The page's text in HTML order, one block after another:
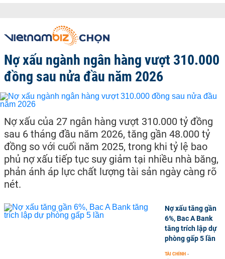
Nợ xấu ngành ngân hàng vượt 310.000
đồng sau nửa đầu năm 2026
Nợ xấu của 27 ngân hàng vượt 310.000 tỷ đồng
sau 6 tháng đầu năm 2026, tăng gần 48.000 tỷ
đồng so với cuối năm 2025, trong khi tỷ lệ bao
phủ nợ xấu tiếp tục suy giảm tại nhiều nhà băng,
phản ánh áp lực chất lượng tài sản ngày càng rõ
nét.
Nợ xấu tăng gần
6%, Bac A Bank
tăng trích lập dự
phòng gấp 5 lần
TÀI CHÍNH -